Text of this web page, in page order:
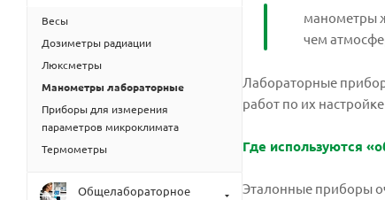
манометры
чем
Лабораторные
работ по их
Где используются
Эталонные приборы
Весы
Дозиметры радиации
Люксметры
Манометры лабораторные
Приборы для измерения
параметров микроклимата
Термометры
Общелабораторное